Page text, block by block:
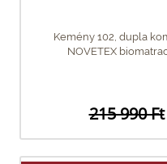
Kemény 102, dupla
NOVETEX
215 990 Ft